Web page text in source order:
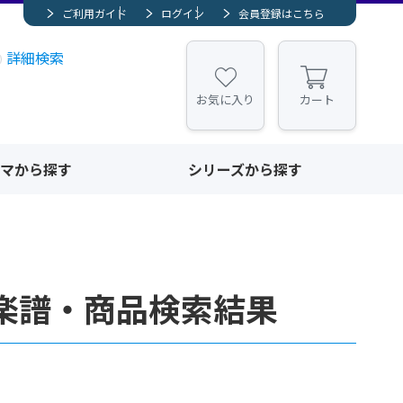
ご利用ガイド ログイン 会員登録はこちら
詳細検索
お気に入り カート
から探す シリーズから探す
・商品検索結果